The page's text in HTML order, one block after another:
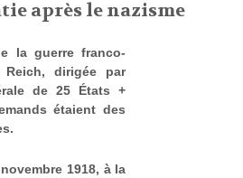
après le nazisme
la guerre franco-
Reich, dirigée par
de 25 États +
étaient des
1918, à la